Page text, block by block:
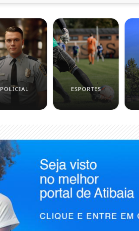
POLICIAL ESPORTES